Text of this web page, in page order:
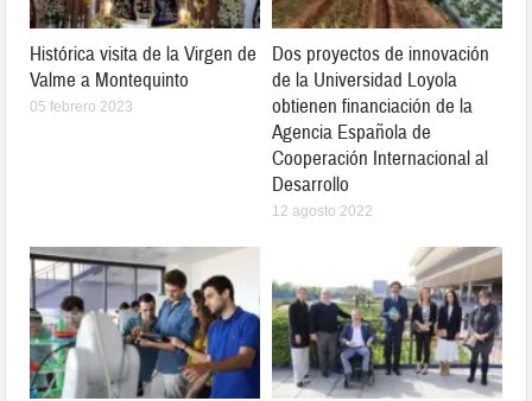
Histórica visita de la Virgen de
Valme a Montequinto
05 febrero 2023
Dos proyectos de innovación
de la Universidad Loyola
obtienen financiación de la
Agencia Española de
Cooperación Internacional al
Desarrollo
12 agosto 2022